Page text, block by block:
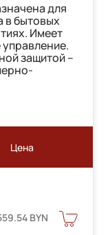
для
в бытовых
Имеет
защитой –
Цена
BYN
В
КОРЗИНУ